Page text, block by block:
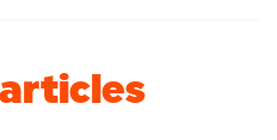
complètement quelle que
et elles ne tacheront pas